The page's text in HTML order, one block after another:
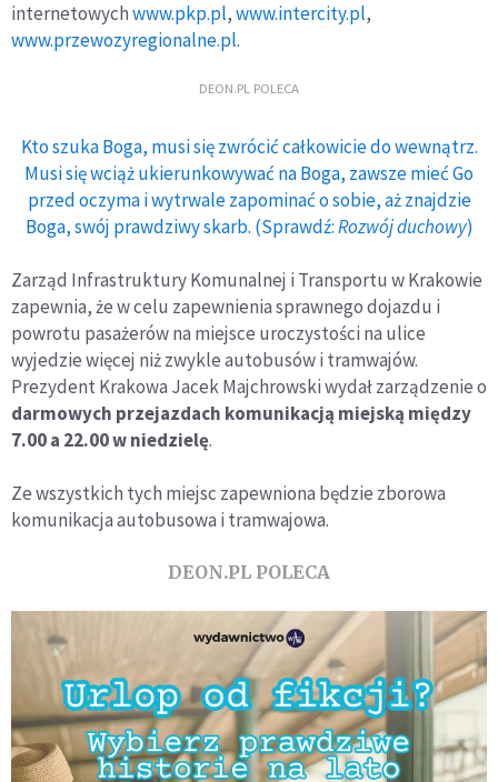
internetowychwww.pkp.pl,www.intercity.pl,
www.przewozyregionalne.pl.
DEON.PL POLECA
Kto szuka Boga, musi się zwrócić całkowicie do wewnątrz.
Musi się wciąż ukierunkowywać na Boga, zawsze mieć Go
przed oczyma i wytrwale zapominać o sobie, aż znajdzie
Boga, swój prawdziwy skarb. (Sprawdź:Rozwój duchowy)
Zarząd Infrastruktury Komunalnej i Transportu w Krakowie
zapewnia, że w celu zapewnienia sprawnego dojazdu i
powrotu pasażerów na miejsce uroczystości na ulice
wyjedzie więcej niż zwykle autobusów i tramwajów.
Prezydent Krakowa Jacek Majchrowski wydał zarządzenie o
darmowych przejazdach komunikacją miejską między
7.00 a 22.00 w niedzielę.
Ze wszystkich tych miejsc zapewniona będzie zborowa
komunikacja autobusowa i tramwajowa.
DEON.PL POLECA